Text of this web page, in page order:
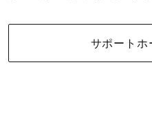
サポートホ